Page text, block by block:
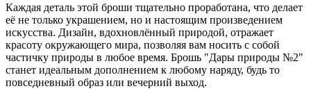
Каждая деталь этой броши тщательно проработана, что делает
её не только украшением, но и настоящим произведением
искусства. Дизайн, вдохновлённый природой, отражает
красоту окружающего мира, позволяя вам носить с собой
частичку природы в любое время. Брошь "Дары природы №2"
станет идеальным дополнением к любому наряду, будь то
повседневный образ или вечерний выход.